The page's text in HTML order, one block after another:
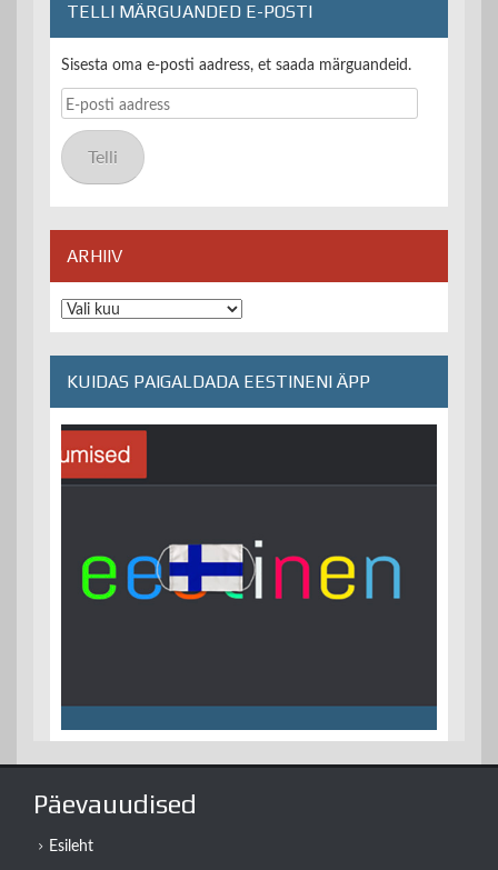
TELLI MÄRGUANDED E-POSTI
Sisesta oma e-posti aadress, et saada märguandeid.
E-
posti
aadress
Telli
ARHIIV
Arhiiv
KUIDAS PAIGALDADA EESTINENI ÄPP
Päevauudised
Esileht